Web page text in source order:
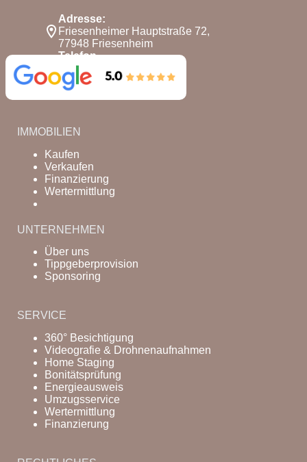
Adresse:
Friesenheimer Hauptstraße 72,
77948 Friesenheim
Telefon
0176 63355852
E-Mail:
info@arturwitmann.com
IMMOBILIEN
Kaufen
Verkaufen
Finanzierung
Wertermittlung
UNTERNEHMEN
Über uns
Tippgeberprovision
Sponsoring
SERVICE
360° Besichtigung
Videografie & Drohnenaufnahmen
Home Staging
Bonitätsprüfung
Energieausweis
Umzugsservice
Wertermittlung
Finanzierung